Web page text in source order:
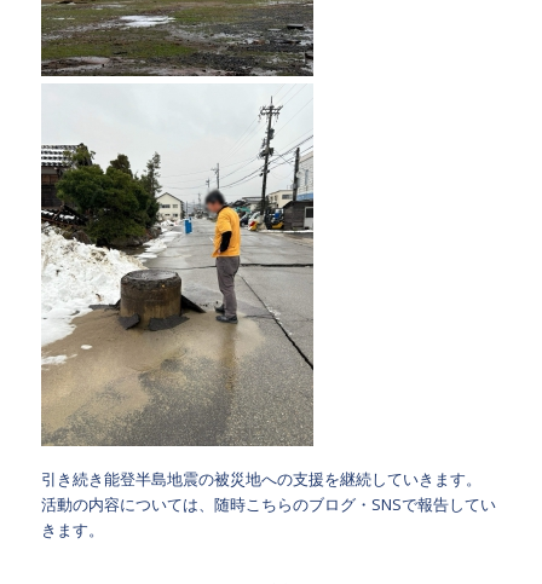
引き続き能登半島地震の被災地への支援を継続していきます。
活動の内容については、随時こちらのブログ・SNSで報告してい
きます。